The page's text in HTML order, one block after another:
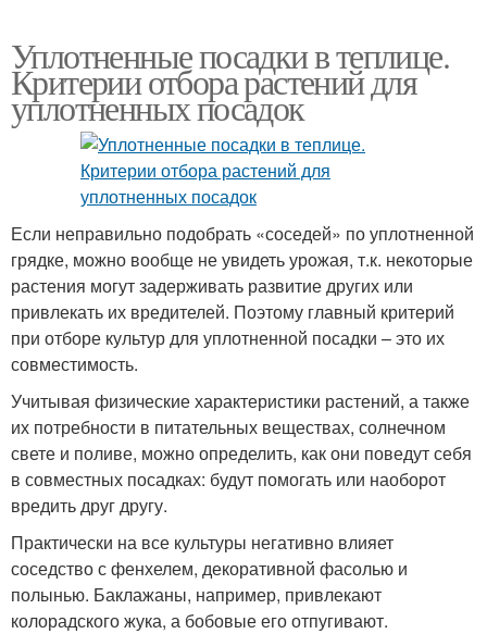
Уплотненные посадки в теплице.
Критерии отбора растений для
уплотненных посадок
Если неправильно подобрать «соседей» по уплотненной
грядке, можно вообще не увидеть урожая, т.к. некоторые
растения могут задерживать развитие других или
привлекать их вредителей. Поэтому главный критерий
при отборе культур для уплотненной посадки – это их
совместимость.
Учитывая физические характеристики растений, а также
их потребности в питательных веществах, солнечном
свете и поливе, можно определить, как они поведут себя
в совместных посадках: будут помогать или наоборот
вредить друг другу.
Практически на все культуры негативно влияет
соседство с фенхелем, декоративной фасолью и
полынью. Баклажаны, например, привлекают
колорадского жука, а бобовые его отпугивают.